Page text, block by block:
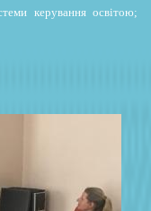
керування освітою;